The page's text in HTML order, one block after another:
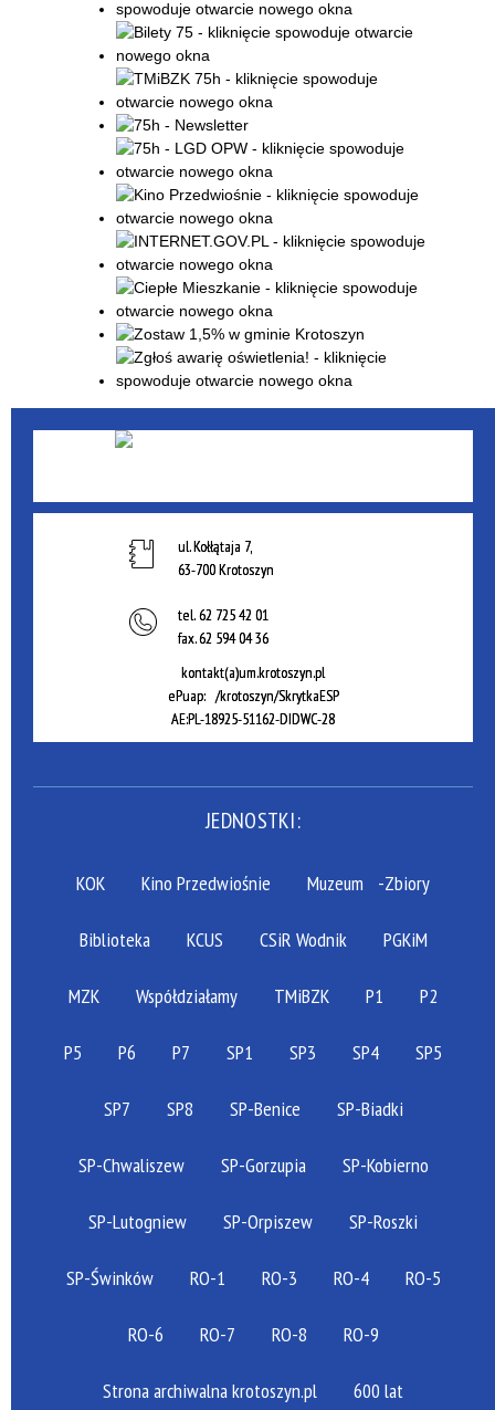
ul. Kołłątaja 7,
63-700 Krotoszyn
tel.62 725 42 01
fax.62 594 04 36
kontakt(a)um.krotoszyn.pl
ePuap: /krotoszyn/SkrytkaESP
AE:PL-18925-51162-DIDWC-28
JEDNOSTKI:
KOK Kino Przedwiośnie Muzeum -Zbiory
Biblioteka KCUS CSiR Wodnik PGKiM
MZK Współdziałamy TMiBZK P1 P2
P5 P6 P7 SP1 SP3 SP4 SP5
SP7 SP8 SP-Benice SP-Biadki
SP-Chwaliszew SP-Gorzupia SP-Kobierno
SP-Lutogniew SP-Orpiszew SP-Roszki
SP-Świnków RO-1 RO-3 RO-4 RO-5
RO-6 RO-7 RO-8 RO-9
Strona archiwalna krotoszyn.pl 600 lat